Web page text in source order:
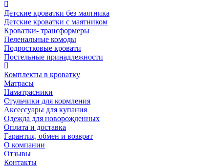
Детские кроватки без маятника
Детские кроватки с маятником
Кроватки- трансформеры
Пеленальные комоды
Подростковые кровати
Постельные принадлежности
Комплекты в кроватку
Матрасы
Наматрасники
Стульчики для кормления
Аксессуары для купания
Одежда для новорожденных
Оплата и доставка
Гарантия, обмен и возврат
О компании
Отзывы
Контакты